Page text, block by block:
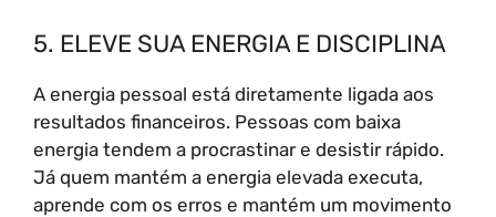
5. ELEVE SUA ENERGIA E DISCIPLINA
A energia pessoal está diretamente ligada aos
resultados financeiros. Pessoas com baixa
energia tendem a procrastinar e desistir rápido.
Já quem mantém a energia elevada executa,
aprende com os erros e mantém um movimento